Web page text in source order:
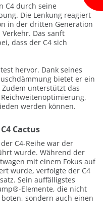
C4 durch seine
Die Lenkung reagiert
in der dritten Generation
Das sanft
dass der C4 sich
hervor. Dank seines
bietet er ein
unterstützt das
werden können.
Cactus
C4-Reihe war der
wurde. Während der
mit einem Fokus auf
wurde, verfolgte der C4
Sein auffälligstes
Elemente, die nicht
sondern auch einen